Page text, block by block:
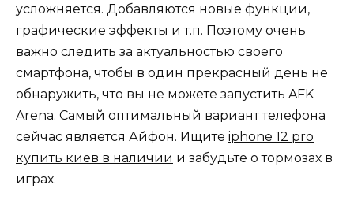
усложняется. Добавляются новые функции,
графические эффекты и т.п. Поэтому очень
важно следить за актуальностью своего
смартфона, чтобы в один прекрасный день не
обнаружить, что вы не можете запустить AFK
Arena. Самый оптимальный вариант телефона
сейчас является Айфон. Ищите iphone 12 pro
купить киев в наличии и забудьте о тормозах в
играх.